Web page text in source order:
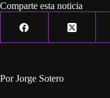
Comparte esta noticia
Por Jorge Sotero